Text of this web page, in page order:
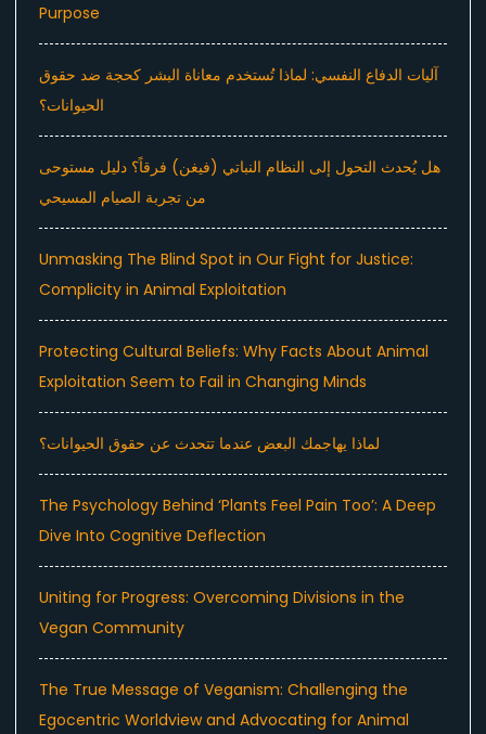
Purpose
آليات الدفاع النفسي: لماذا تُستخدم معاناة البشر كحجة ضد حقوق
الحيوانات؟
هل يُحدث التحول إلى النظام النباتي (فيغن) فرقاً؟ دليل مستوحى
من تجربة الصيام المسيحي
Unmasking The Blind Spot in Our Fight for Justice:
Complicity in Animal Exploitation
Protecting Cultural Beliefs: Why Facts About Animal
Exploitation Seem to Fail in Changing Minds
لماذا يهاجمك البعض عندما تتحدث عن حقوق الحيوانات؟
The Psychology Behind ‘Plants Feel Pain Too’: A Deep
Dive Into Cognitive Deflection
Uniting for Progress: Overcoming Divisions in the
Vegan Community
The True Message of Veganism: Challenging the
Egocentric Worldview and Advocating for Animal